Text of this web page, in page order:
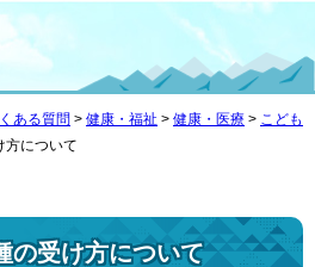
ある質問 > 健康・福祉 > 健康・医療 > こども
方について
の受け方について